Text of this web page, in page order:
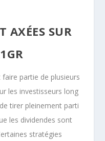
AXÉES SUR
faire partie de plusieurs
les investisseurs long
tirer pleinement parti
les dividendes sont
stratégies